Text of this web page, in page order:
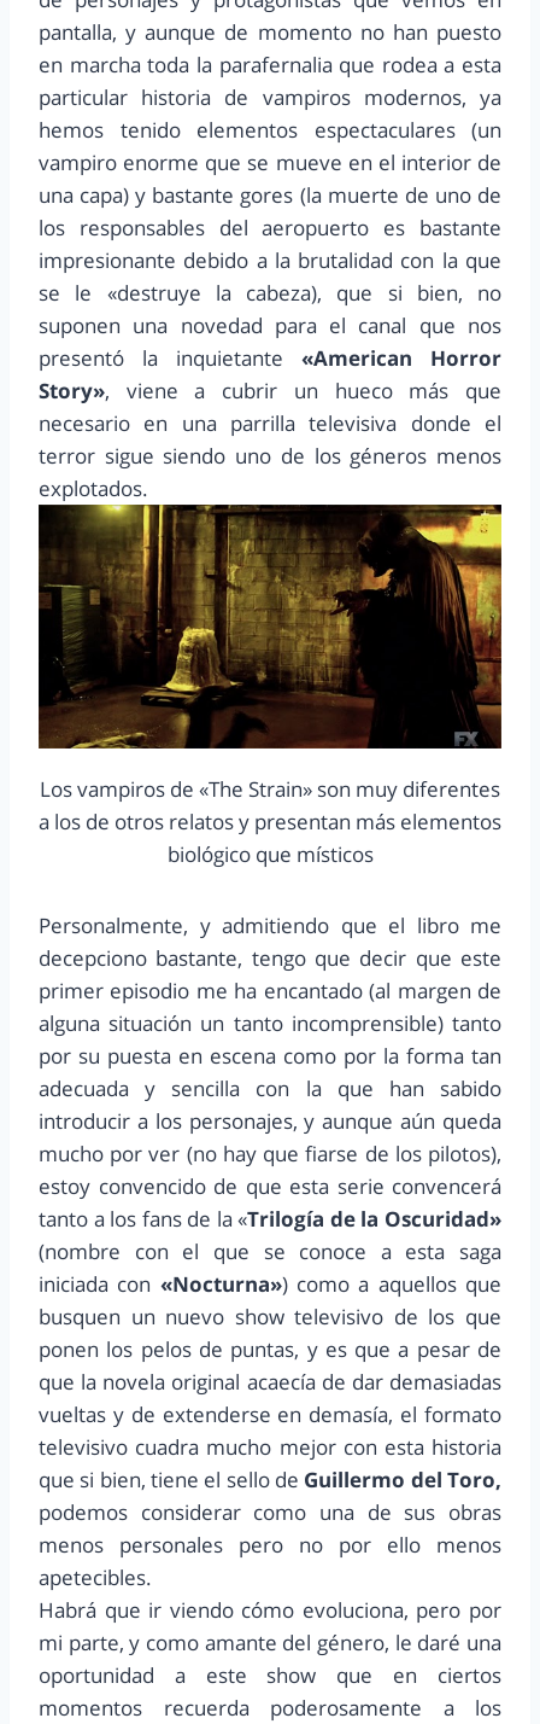
pantalla, y aunque de momento no han puesto
en marcha toda la parafernalia que rodea a esta
particular historia de vampiros modernos, ya
hemos tenido elementos espectaculares (un
vampiro enorme que se mueve en el interior de
una capa) y bastante gores (la muerte de uno de
los responsables del aeropuerto es bastante
impresionante debido a la brutalidad con la que
se le «destruye la cabeza), que si bien, no
suponen una novedad para el canal que nos
presentó la inquietante «American Horror
Story», viene a cubrir un hueco más que
necesario en una parrilla televisiva donde el
terror sigue siendo uno de los géneros menos
explotados.
Los vampiros de «The Strain» son muy diferentes
a los de otros relatos y presentan más elementos
biológico que místicos
Personalmente, y admitiendo que el libro me
decepciono bastante, tengo que decir que este
primer episodio me ha encantado (al margen de
alguna situación un tanto incomprensible) tanto
por su puesta en escena como por la forma tan
adecuada y sencilla con la que han sabido
introducir a los personajes, y aunque aún queda
mucho por ver (no hay que fiarse de los pilotos),
estoy convencido de que esta serie convencerá
tanto a los fans de la «Trilogía de la Oscuridad»
(nombre con el que se conoce a esta saga
iniciada con «Nocturna») como a aquellos que
busquen un nuevo show televisivo de los que
ponen los pelos de puntas, y es que a pesar de
que la novela original acaecía de dar demasiadas
vueltas y de extenderse en demasía, el formato
televisivo cuadra mucho mejor con esta historia
que si bien, tiene el sello de Guillermo del Toro,
podemos considerar como una de sus obras
menos personales pero no por ello menos
apetecibles.
Habrá que ir viendo cómo evoluciona, pero por
mi parte, y como amante del género, le daré una
oportunidad a este show que en ciertos
momentos recuerda poderosamente a los